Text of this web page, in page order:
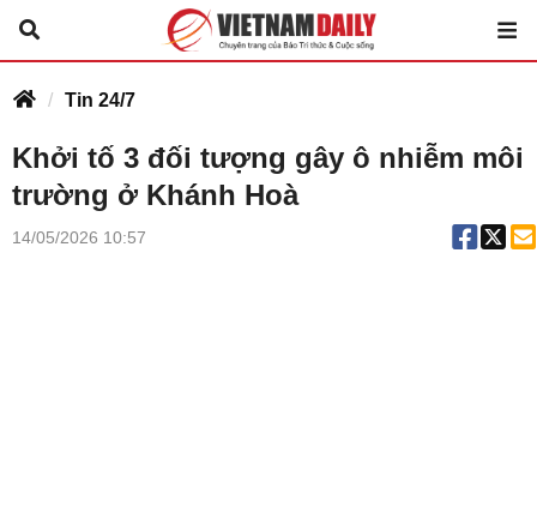
Tin 24/7
Khởi tố 3 đối tượng gây ô nhiễm môi
trường ở Khánh Hoà
14/05/2026 10:57